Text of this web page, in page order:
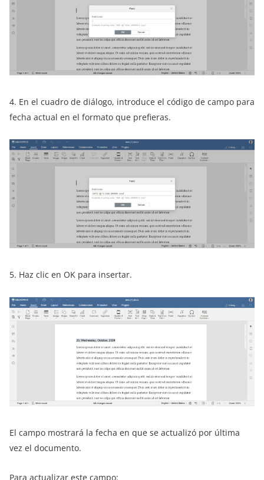
4. En el cuadro de diálogo, introduce el código de campo para
fecha actual en el formato que prefieras.
5. Haz clic en OK para insertar.
El campo mostrará la fecha en que se actualizó por última
vez el documento.
Para actualizar este campo: